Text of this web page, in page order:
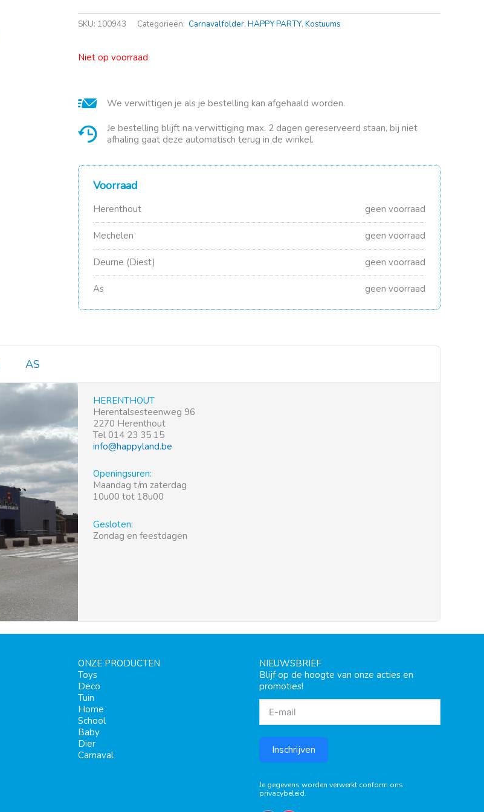
SKU: 100943 Categorieën: Carnavalfolder, HAPPY PARTY, Kostuums
Niet op voorraad
We verwittigen je als je bestelling kan afgehaald worden.
Je bestelling blijft na verwittiging max. 2 dagen gereserveerd staan, bij niet
afhaling gaat deze automatisch terug in de winkel.
Voorraad
Herenthout geen voorraad
Mechelen geen voorraad
Deurne (Diest) geen voorraad
As geen voorraad
AS
HERENTHOUT
Herentalsesteenweg 96
2270 Herenthout
Tel 014 23 35 15
info@happyland.be
Openingsuren:
Maandag t/m zaterdag
10u00 tot 18u00
Gesloten:
Zondag en feestdagen
ONZE PRODUCTEN
Toys
Deco
Tuin
Home
School
Baby
Dier
Carnaval
NIEUWSBRIEF
Blijf op de hoogte van onze acties en
promoties!
Inschrijven
Je gegevens worden verwerkt conform ons
privacybeleid.